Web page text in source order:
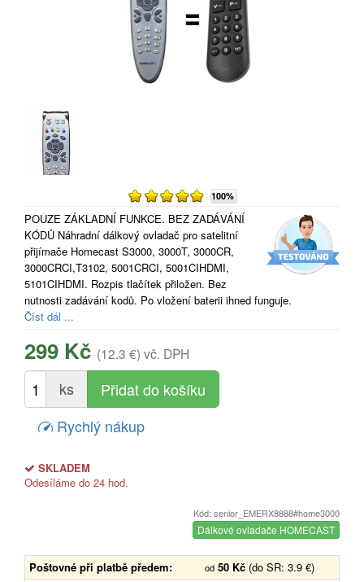
100%
POUZE ZÁKLADNÍ FUNKCE. BEZ ZADÁVÁNÍ
KÓDŮ Náhradní dálkový ovladač pro satelitní
přijímače Homecast S3000, 3000T, 3000CR,
3000CRCI,T3102, 5001CRCI, 5001CIHDMI,
5101CIHDMI. Rozpis tlačítek přiložen. Bez
nutnosti zadávání kodů. Po vložení baterii ihned funguje.
Číst dál ...
299 Kč (12.3 €) vč. DPH
ks
Rychlý nákup
SKLADEM
Odesíláme do 24 hod.
Kód: senior_EMERX8888#home3000
Dálkové ovladače HOMECAST
Poštovné při platbě předem: od 50 Kč (do SR: 3.9 €)